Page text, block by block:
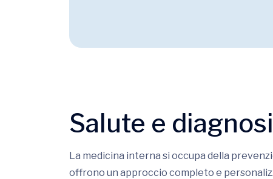
Salute e
La medicina interna si occupa della
offrono un approccio completo e